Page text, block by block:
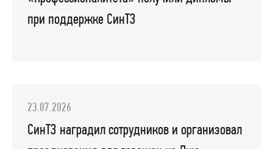
при поддержке СинТЗ
23.07.2026
СинТЗ наградил сотрудников и организовал